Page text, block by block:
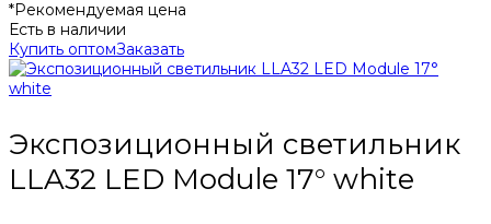
*Рекомендуемая цена
Есть в наличии
Купить оптомЗаказать
Экспозиционный светильник
LLA32 LED Module 17° white